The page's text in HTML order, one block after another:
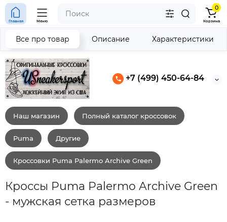
+7 (499) 450-64-84
Главная Меню
0
Корзина
Наш магазин Полный каталог кроссовок
Puma Другие
Кроссовки Puma Palermo Archive Green
Кроссы Puma Palermo Archive Green
- мужская сетка размеров
Все про товар Описание Характеристики